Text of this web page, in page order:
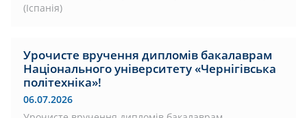
(Іспанія)
Урочисте вручення дипломів бакалаврам
Національного університету «Чернігівська
політехніка»!
06.07.2026